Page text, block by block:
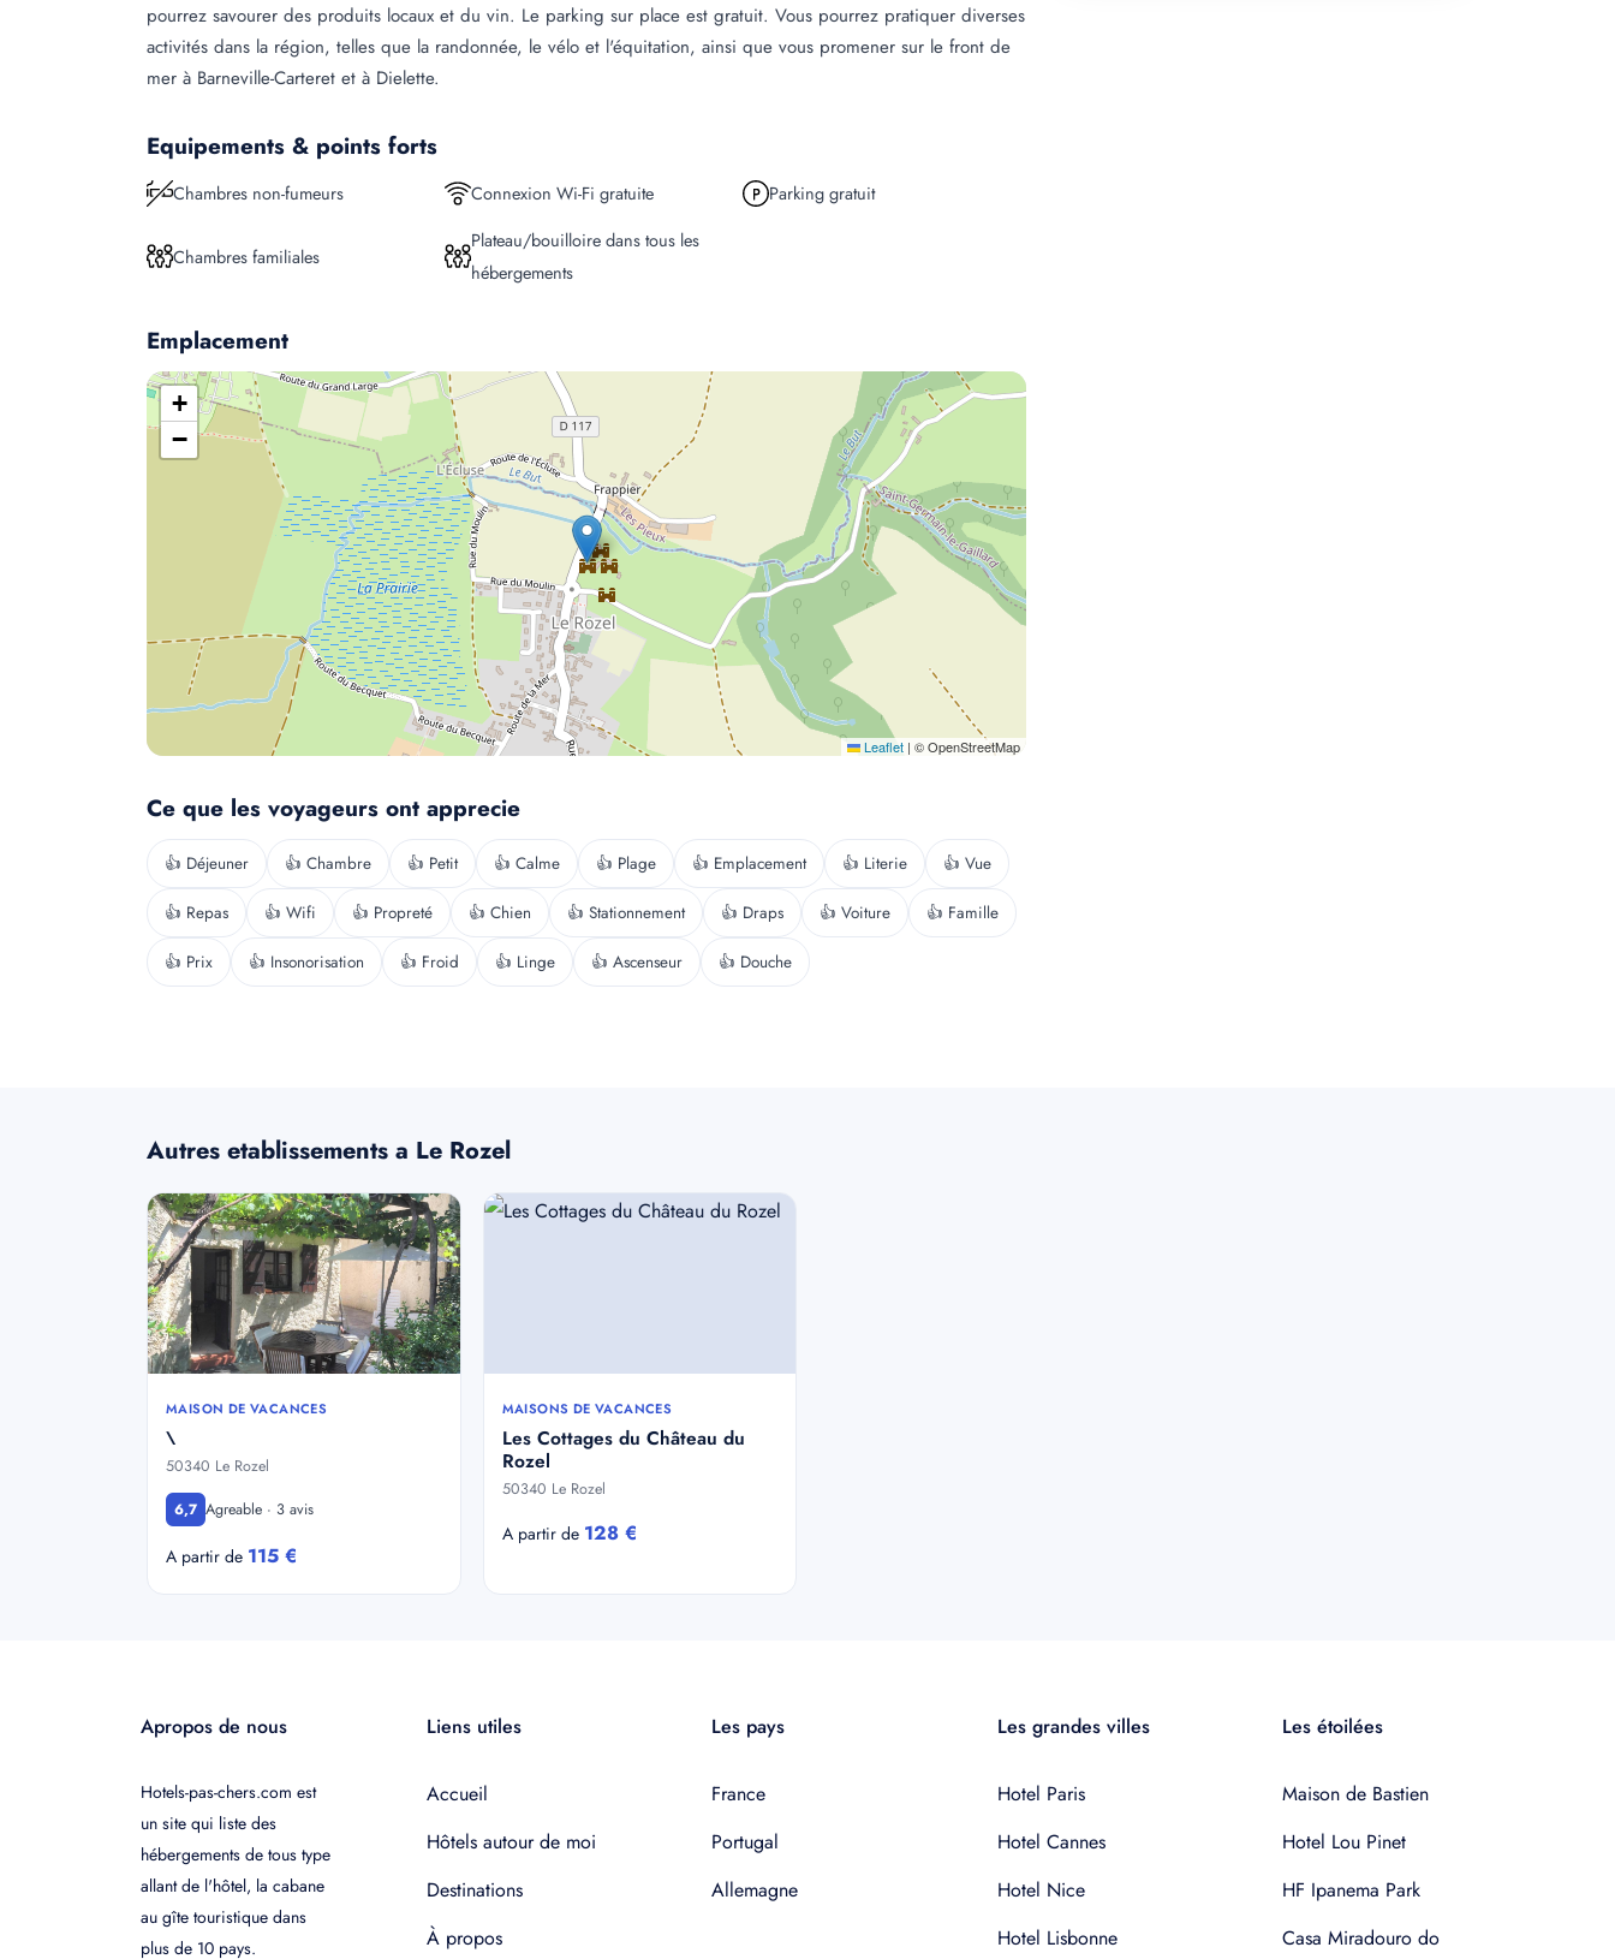
pourrez savourer des produits locaux et du vin. Le parking sur place est gratuit. Vous pourrez pratiquer diverses
activités dans la région, telles que la randonnée, le vélo et l'équitation, ainsi que vous promener sur le front de
mer à Barneville-Carteret et à Dielette.
Equipements & points forts
Chambres non-fumeurs Connexion Wi-Fi gratuite Parking gratuit
Chambres familiales
Plateau/bouilloire dans tous les
hébergements
Emplacement
+
−
Leaflet | © OpenStreetMap
Ce que les voyageurs ont apprecie
👍 Déjeuner 👍 Chambre 👍 Petit 👍 Calme 👍 Plage 👍 Emplacement 👍 Literie 👍 Vue
👍 Repas 👍 Wifi 👍 Propreté 👍 Chien 👍 Stationnement 👍 Draps 👍 Voiture 👍 Famille
👍 Prix 👍 Insonorisation 👍 Froid 👍 Linge 👍 Ascenseur 👍 Douche
Autres etablissements a Le Rozel
MAISON DE VACANCES
\
50340 Le Rozel
6,7 Agreable · 3 avis
A partir de 115 €
MAISONS DE VACANCES
Les Cottages du Château du
Rozel
50340 Le Rozel
A partir de 128 €
Apropos de nous
Hotels-pas-chers.com est
un site qui liste des
hébergements de tous type
allant de l'hôtel, la cabane
au gîte touristique dans
plus de 10 pays.
Liens utiles
Accueil
Hôtels autour de moi
Destinations
À propos
Les pays
France
Portugal
Allemagne
Les grandes villes
Hotel Paris
Hotel Cannes
Hotel Nice
Hotel Lisbonne
Les étoilées
Maison de Bastien
Hotel Lou Pinet
HF Ipanema Park
Casa Miradouro do